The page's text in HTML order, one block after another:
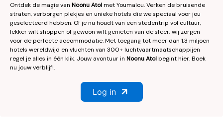
Ontdek de magie van Noonu Atolmet Youmalou. Verken de bruisende
straten, verborgen plekjes en unieke hotels die we speciaal voor jou
geselecteerd hebben. Of je nu houdt van een stedentrip vol cultuur,
lekker wilt shoppen of gewoon wilt genieten van de sfeer, wij zorgen
voor de perfecte accommodatie. Met toegang tot meer dan 1,3 miljoen
hotels wereldwijd en vluchten van 300+ luchtvaartmaatschappijen
regel je alles in één klik. Jouw avontuur in Noonu Atolbegint hier. Boek
nu jouw verblijf!.
Log in